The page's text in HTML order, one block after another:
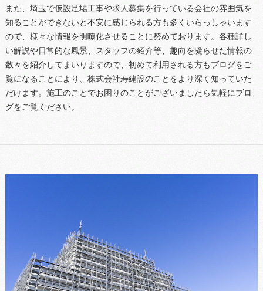
また、埼玉で仮設足場工事や求人募集を行っている会社の雰囲気を
知ることができないと不安に感じられる方も多くいらっしゃいます
ので、様々な情報を明瞭化させることに努めております。各種詳し
い解説や日常的な風景、スタッフの紹介等、趣向を凝らせた情報の
数々を紹介してまいりますので、初めて利用される方もブログをご
覧になることにより、株式会社寿建設のことをより深く知っていた
だけます。施工のことでお困りのことがございましたら気軽にブロ
グをご覧ください。